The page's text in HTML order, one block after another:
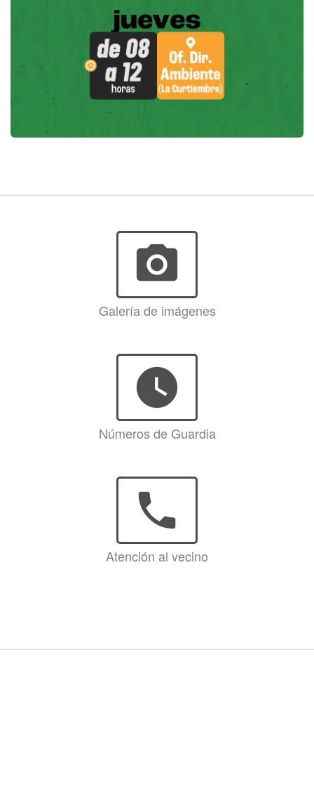
photo_camera
Galería de imágenes
watch_later
Números de Guardia
phone
Atención al vecino